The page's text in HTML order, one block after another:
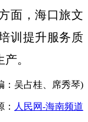
面，海口旅文
训提升服务质
。
：吴占桂、席秀琴)
： 人民网-海南频道